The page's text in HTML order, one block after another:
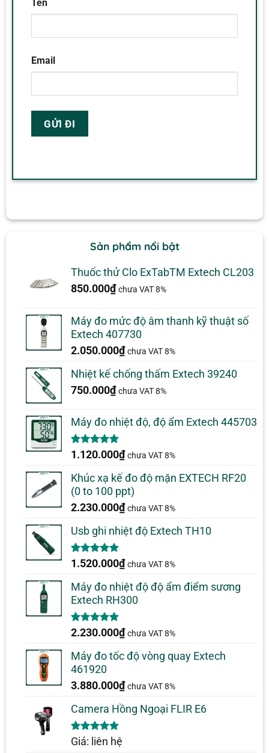
Tên
Email
Sản phẩm nổi bật
Thuốc thử Clo ExTabTM Extech CL203
850.000₫ chưa VAT 8%
Máy đo mức độ âm thanh kỹ thuật số
Extech 407730
2.050.000₫ chưa VAT 8%
Nhiệt kế chống thấm Extech 39240
750.000₫ chưa VAT 8%
Máy đo nhiệt độ, độ ẩm Extech 445703
5.00trên 5
1
đánh giá
1.120.000₫ chưa VAT 8%
Khúc xạ kế đo độ mặn EXTECH RF20
(0 to 100 ppt)
2.230.000₫ chưa VAT 8%
Usb ghi nhiệt độ Extech TH10
5.00trên 5
1
đánh giá
1.520.000₫ chưa VAT 8%
Máy đo nhiệt độ độ ẩm điểm sương
Extech RH300
5.00trên 5
1
đánh giá
2.230.000₫ chưa VAT 8%
Máy đo tốc độ vòng quay Extech
461920
3.880.000₫ chưa VAT 8%
Camera Hồng Ngoại FLIR E6
5.00trên 5
1
Giá: liên hệ